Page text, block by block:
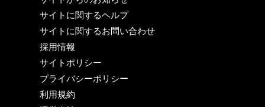
サイトに関するヘルプ
サイトに関するお問い合わせ
採用情報
サイトポリシー
プライバシーポリシー
利用規約